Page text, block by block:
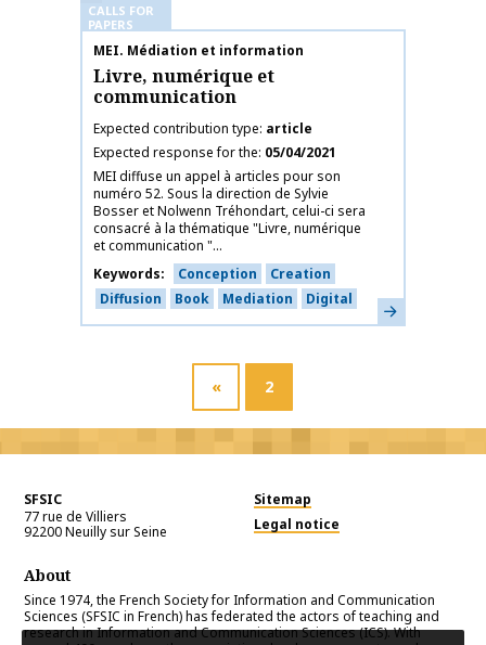
CALLS FOR
PAPERS
Publication name
MEI. Médiation et information
Livre, numérique et
communication
Expected contribution type article
Expected response for the 05/04/2021
MEI diffuse un appel à articles pour son
numéro 52. Sous la direction de Sylvie
Bosser et Nolwenn Tréhondart, celui-ci sera
consacré à la thématique "Livre, numérique
et communication "...
Keywords
Conception
Creation
Diffusion
Book Mediation Digital Learn more
« 2
SFSIC
77 rue de Villiers
92200Neuilly sur Seine
Sitemap
Legal notice
About
Since 1974, the French Society for Information and Communication
Sciences (SFSIC in French) has federated the actors of teaching and
research in Information and Communication Sciences (ICS). With